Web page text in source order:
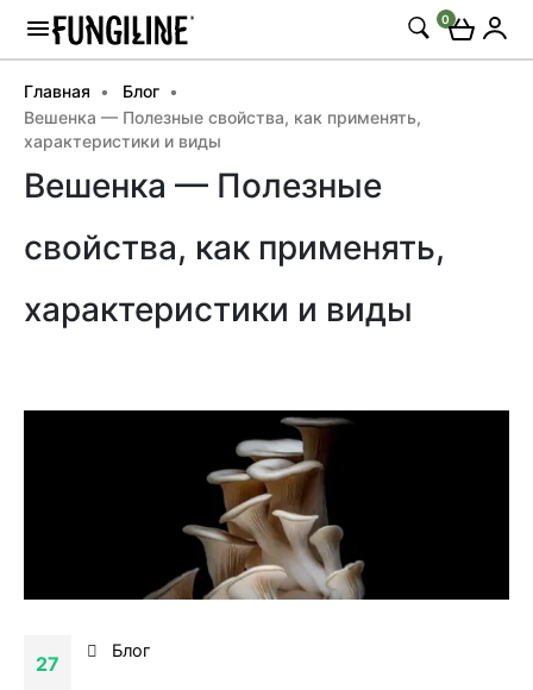
0
Главная
Блог
Вешенка — Полезные свойства, как применять,
характеристики и виды
Вешенка — Полезные
свойства, как применять,
характеристики и виды
27
Блог